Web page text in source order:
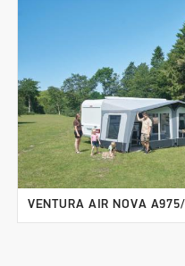
VENTURA AIR NOVA